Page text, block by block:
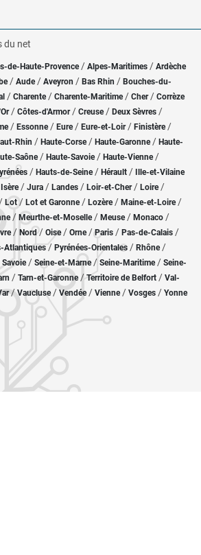
du net
de-Haute-Provence / Alpes-Maritimes / Ardèche
/ Aude / Aveyron / Bas Rhin / Bouches-du-
/ Charente / Charente-Maritime/ Cher / Corrèze
/ Côtes-d'Armor/ Creuse/ Deux Sèvres /
/ Essonne / Eure/ Eure-et-Loir / Finistère/
Rhin / Haute-Corse/ Haute-Garonne/ Haute-
Saône/ Haute-Savoie/ Haute-Vienne/
/ Hauts-de-Seine/ Hérault / Ille-et-Vilaine
Isère/ Jura / Landes / Loir-et-Cher/ Loire/
Lot/ Lot et Garonne/ Lozère / Maine-et-Loire/
/ Meurthe-et-Moselle/ Meuse/ Monaco /
/ Nord/ Oise / Orne/Paris / Pas-de-Calais /
Atlantiques / Pyrénées-Orientales / Rhône/
Savoie/ Seine-et-Marne/ Seine-Maritime/ Seine-
/ Tarn-et-Garonne/Territoire de Belfort / Val-
/Vaucluse/ Vendée/ Vienne/ Vosges / Yonne